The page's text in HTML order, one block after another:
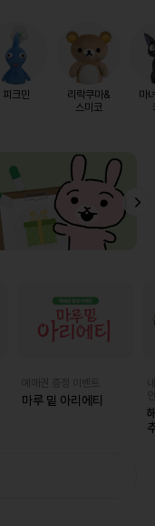
피크민
리락쿠마&
스미코
마
예매권 증정 이벤트
마루 밑 아리에티